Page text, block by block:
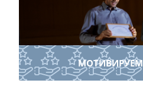
МОТИВИРУЕМ